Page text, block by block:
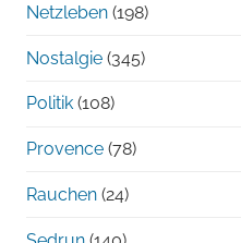
Netzleben (198)
Nostalgie (345)
Politik (108)
Provence (78)
Rauchen (24)